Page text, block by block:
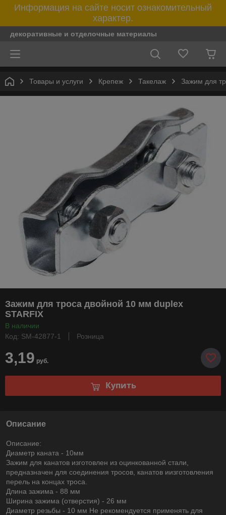
Информация на сайте носит ознакомительный
характер.
декоративные и отделочные материалы
Товары и услуги Крепеж Такелаж Зажим для
Зажим для троса двойной 10 мм duplex
STARFIX
В наличии
Код: SM-42877-1
Розница
3,19 руб.
Купить
Описание
Описание:
Диаметр каната - 10мм
Зажим для канатов изготовлен из оцинкованной стали,
предназначен для соединения тросов, канатов иизготовления
перель на концах троса.
Длина зажима - 88 мм
Ширина зажима (отверстия) - 26 мм
Диаметр резьбы - 10 мм Не рекомендуется применять для